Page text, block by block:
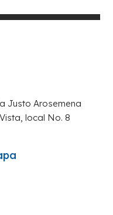
Justo Arosemena
local No. 8